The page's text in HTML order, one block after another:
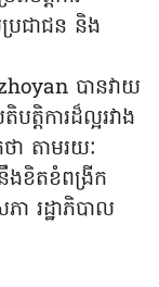
ជាជន និង
បានវាយ
តិការដ៏ល្អរវាង
ា តាមរយៈ
ងខិតខំពង្រីក
ា រដ្ឋាភិបាល